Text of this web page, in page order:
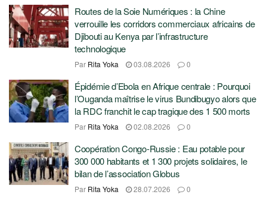
Routes de la Soie Numériques : la Chine
verrouille les corridors commerciaux africains de
Djibouti au Kenya par l’infrastructure
technologique
Par Rita Yoka 03.08.2026 0
Épidémie d’Ebola en Afrique centrale : Pourquoi
l’Ouganda maîtrise le virus Bundibugyo alors que
la RDC franchit le cap tragique des 1 500 morts
Par Rita Yoka 02.08.2026 0
Coopération Congo-Russie : Eau potable pour
300 000 habitants et 1 300 projets solidaires, le
bilan de l’association Globus
Par Rita Yoka 28.07.2026 0